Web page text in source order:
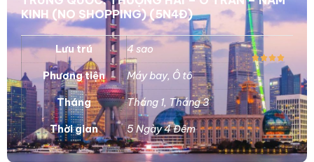
KINH (NO SHOPPING) (5N4Đ)
Lưu trú 4 sao
Phương tiện Máy bay, Ô tô
Tháng Tháng 1, Tháng 3
Thời gian 5 Ngày 4 Đêm